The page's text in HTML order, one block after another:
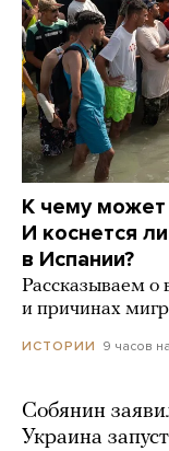
К чему может
И коснется
в Испании?
Рассказываем о
и причинах
ИСТОРИИ 9 часов
Собянин
Украина